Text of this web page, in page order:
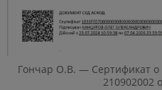
Гончар О.В. — Сертификат о
210902002